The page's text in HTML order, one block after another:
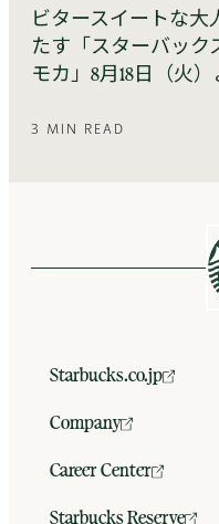
ビタースイートな
たす「スターバックス
モカ」8月18日（火
3 MIN READ
Starbucks.co.jp
Company
Career Center
Starbucks Reserve